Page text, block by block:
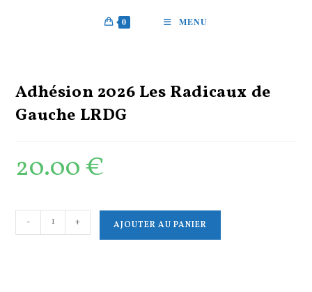
0 MENU
Adhésion 2026 Les Radicaux de
Gauche LRDG
20.00€
quantité
- + AJOUTER AU PANIER